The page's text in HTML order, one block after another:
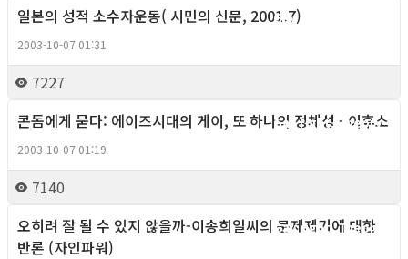
Gay right, Theory
일본의 성적 소수자운동( 시민의 신문, 2001.7)
2003-10-07 01:31
7227
Gay right, Theory
콘돔에게 묻다: 에이즈시대의 게이, 또 하나의 정체성 - 이후소
2003-10-07 01:19
7140
Gay right, Theory
오히려 잘 될 수 있지 않을까-이송희일씨의 문제제기에 대한
반론 (자인파워)